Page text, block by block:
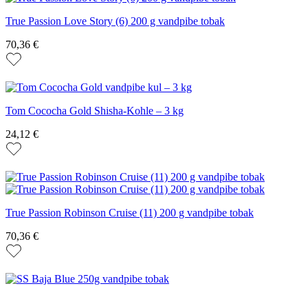
True Passion Love Story (6) 200 g vandpibe tobak
70,36 €
Tom Cococha Gold Shisha-Kohle – 3 kg
24,12 €
True Passion Robinson Cruise (11) 200 g vandpibe tobak
70,36 €